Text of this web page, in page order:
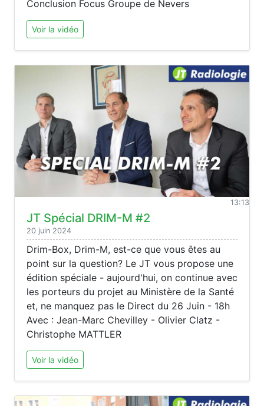
Conclusion Focus Groupe de Nevers
Voir la vidéo
13:13
JT Spécial DRIM-M #2
20 juin 2024
Drim-Box, Drim-M, est-ce que vous êtes au
point sur la question? Le JT vous propose une
édition spéciale - aujourd'hui, on continue avec
les porteurs du projet au Ministère de la Santé
et, ne manquez pas le Direct du 26 Juin - 18h
Avec : Jean-Marc Chevilley - Olivier Clatz -
Christophe MATTLER
Voir la vidéo